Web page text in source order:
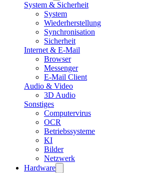
System & Sicherheit
System
Wiederherstellung
Synchronisation
Sicherheit
Internet & E-Mail
Browser
Messenger
E-Mail Client
Audio & Video
3D Audio
Sonstiges
Computervirus
OCR
Betriebssysteme
KI
Bilder
Netzwerk
Hardware